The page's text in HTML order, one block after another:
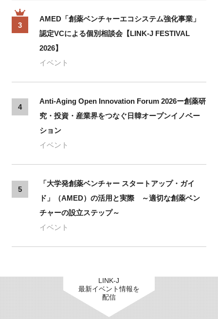
3
AMED「創薬ベンチャーエコシステム強化事業」
認定VCによる個別相談会【LINK-J FESTIVAL
2026】
イベント
4
Anti-Aging Open Innovation Forum 2026ー創薬研
究・投資・産業界をつなぐ日韓オープンイノベー
ション
イベント
5
「大学発創薬ベンチャー スタートアップ・ガイ
ド」（AMED）の活用と実際 ～適切な創薬ベン
チャーの設立ステップ～
イベント
LINK-J
最新イベント情報を
配信